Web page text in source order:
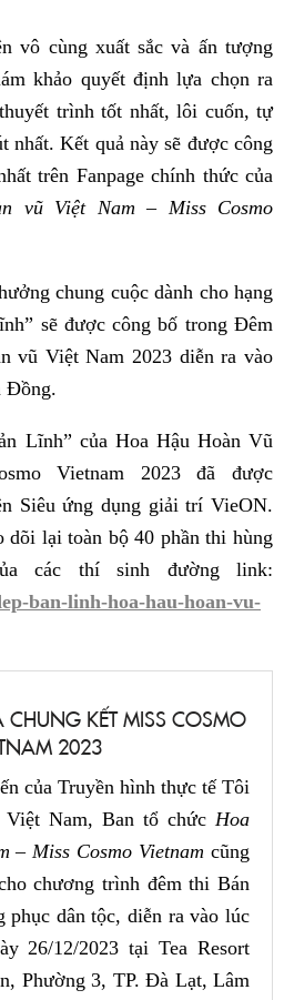
vô cùng xuất sắc và ấn tượng
khảo quyết định lựa chọn ra
trình tốt nhất, lôi cuốn, tự
nhất. Kết quả này sẽ được công
trên Fanpage chính thức của
vũ Việt Nam – Miss Cosmo
chung cuộc dành cho hạng
sẽ được công bố trong Đêm
vũ Việt Nam 2023 diễn ra vào
Đồng.
Lĩnh” của Hoa Hậu Hoàn Vũ
Vietnam 2023 đã được
Siêu ứng dụng giải trí VieON.
dõi lại toàn bộ 40 phần thi hùng
các thí sinh đường link:
ban-linh-hoa-hau-hoan-vu-
KẾT MISS COSMO
2023
của Truyền hình thực tế Tôi
Nam, Ban tổ chức Hoa
– Miss Cosmo Vietnam cũng
chương trình đêm thi Bán
phục dân tộc, diễn ra vào lúc
26/12/2023 tại Tea Resort
Phường 3, TP. Đà Lạt, Lâm